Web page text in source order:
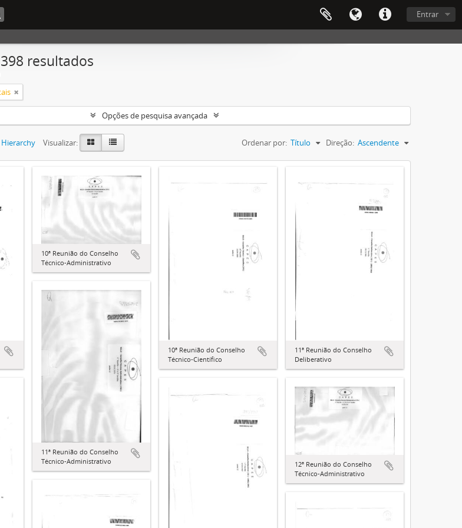
Entrar
resultados
Opções de pesquisa avançada
Hierarchy Visualizar: Ordenar por: Título Direção: Ascendente
10ª Reunião do Conselho
Técnico-Administrativo
10ª Reunião do Conselho
Técnico-Científico
11ª Reunião do Conselho
Deliberativo
11ª Reunião do Conselho
Técnico-Administrativo
12ª Reunião do Conselho
Técnico-Administrativo